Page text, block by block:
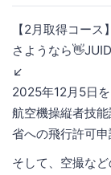
【2月取得コース】
さようなら
↙️
2025年12月5日
航空機操縦者技
省への飛行許可申
そして、空撮な